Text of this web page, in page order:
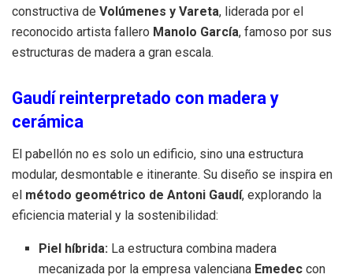
constructiva de Volúmenes y Vareta, liderada por el
reconocido artista fallero Manolo García, famoso por sus
estructuras de madera a gran escala.
Gaudí reinterpretado con madera y
cerámica
El pabellón no es solo un edificio, sino una estructura
modular, desmontable e itinerante. Su diseño se inspira en
el método geométrico de Antoni Gaudí, explorando la
eficiencia material y la sostenibilidad:
Piel híbrida: La estructura combina madera
mecanizada por la empresa valenciana Emedec con